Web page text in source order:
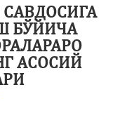
БЎЙИЧА
АСОСИЙ